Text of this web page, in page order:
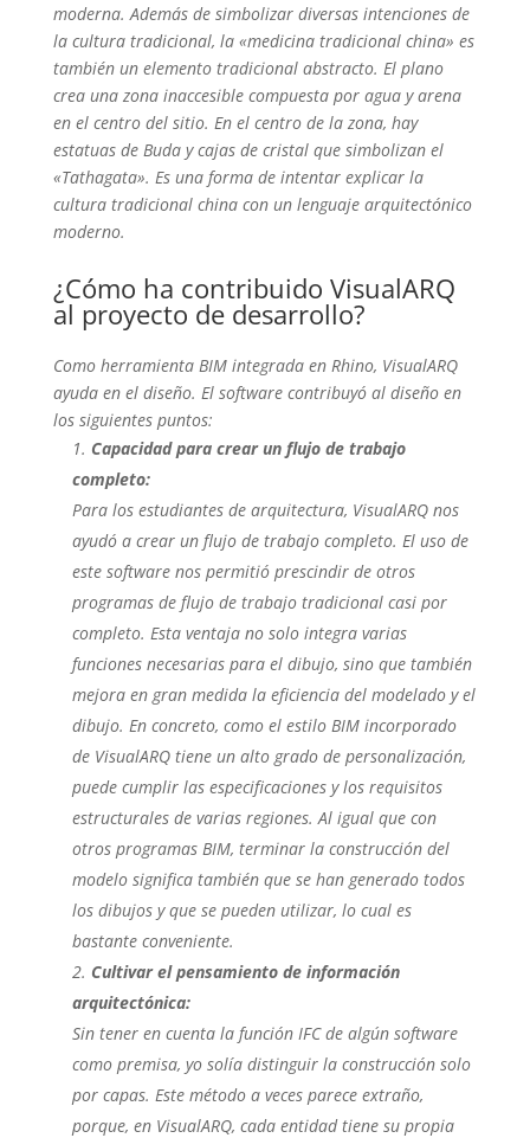
moderna. Además de simbolizar diversas intenciones de
la cultura tradicional, la «medicina tradicional china» es
también un elemento tradicional abstracto. El plano
crea una zona inaccesible compuesta por agua y arena
en el centro del sitio. En el centro de la zona, hay
estatuas de Buda y cajas de cristal que simbolizan el
«Tathagata». Es una forma de intentar explicar la
cultura tradicional china con un lenguaje arquitectónico
moderno.
¿Cómo ha contribuido VisualARQ
al proyecto de desarrollo?
Como herramienta BIM integrada en Rhino, VisualARQ
ayuda en el diseño. El software contribuyó al diseño en
los siguientes puntos:
Capacidad para crear un flujo de trabajo
completo:
Para los estudiantes de arquitectura, VisualARQ nos
ayudó a crear un flujo de trabajo completo. El uso de
este software nos permitió prescindir de otros
programas de flujo de trabajo tradicional casi por
completo. Esta ventaja no solo integra varias
funciones necesarias para el dibujo, sino que también
mejora en gran medida la eficiencia del modelado y el
dibujo. En concreto, como el estilo BIM incorporado
de VisualARQ tiene un alto grado de personalización,
puede cumplir las especificaciones y los requisitos
estructurales de varias regiones. Al igual que con
otros programas BIM, terminar la construcción del
modelo significa también que se han generado todos
los dibujos y que se pueden utilizar, lo cual es
bastante conveniente.
Cultivar el pensamiento de información
arquitectónica:
Sin tener en cuenta la función IFC de algún software
como premisa, yo solía distinguir la construcción solo
por capas. Este método a veces parece extraño,
porque, en VisualARQ, cada entidad tiene su propia